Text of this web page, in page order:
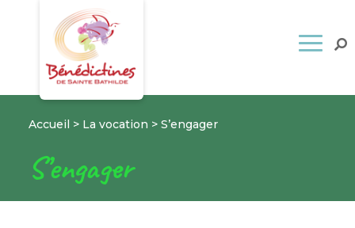
Accueil > La vocation > S’engager
S’engager